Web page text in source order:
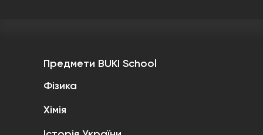
Предмети BUKI School
Фізика
Хімія